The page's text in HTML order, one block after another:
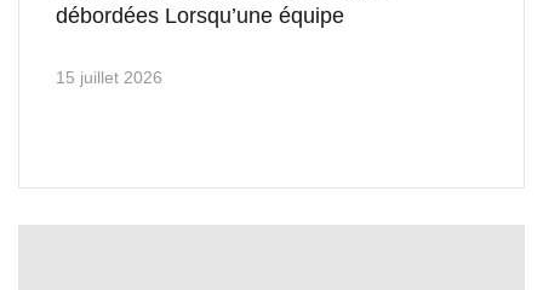
débordées Lorsqu’une équipe
15 juillet 2026